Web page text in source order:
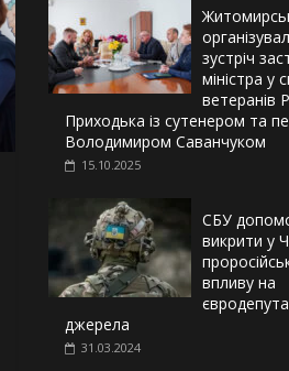
зустріч
міністра у
ветеранів
Приходька із сутенером та
Володимиром Саванчуком
15.10.2025
СБУ
викрити у
впливу на
джерела
31.03.2024